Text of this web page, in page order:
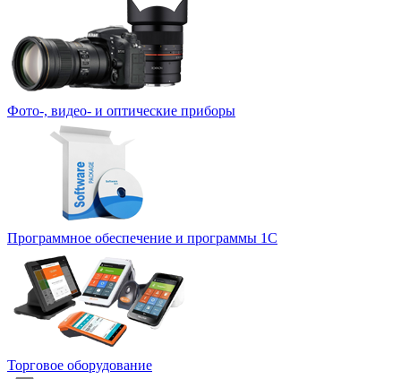
Фото-, видео- и оптические приборы
Программное обеспечение и программы 1С
Торговое оборудование